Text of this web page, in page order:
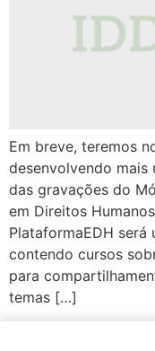
Em breve, teremos
desenvolvendo
das gravações do
em Direitos
PlataformaEDH
contendo cursos
para
temas […]